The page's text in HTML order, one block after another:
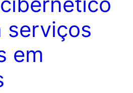
serviços
em